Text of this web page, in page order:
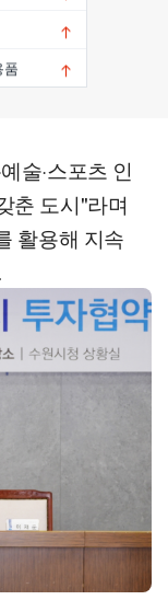
술·스포츠 인
춘 도시"라며
활용해 지속